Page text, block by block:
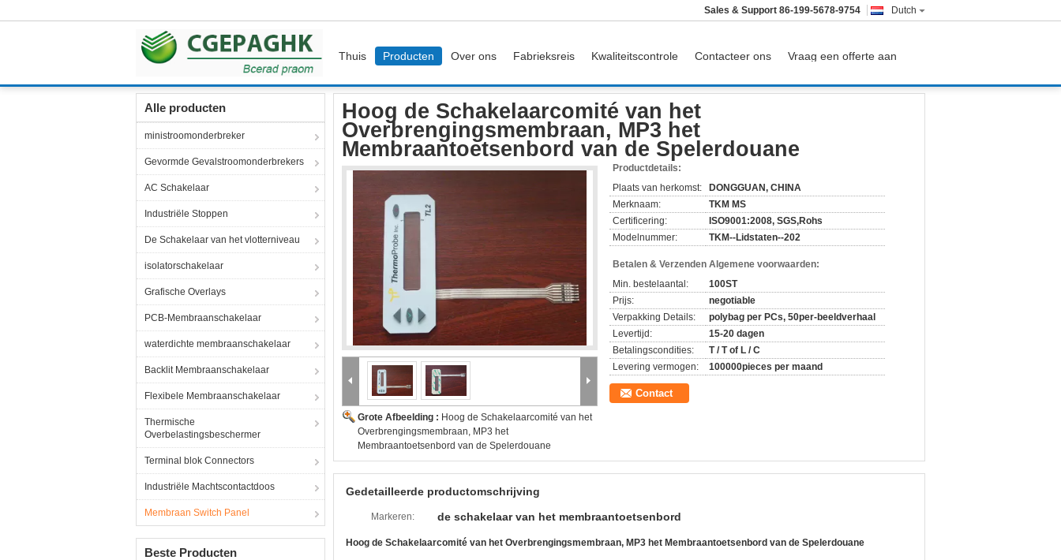
Dutch
Sales & Support 86-199-5678-9754
Thuis Producten Over ons Fabrieksreis Kwaliteitscontrole Contacteer ons Vraag een offerte aan
Alle producten
ministroomonderbreker
Gevormde Gevalstroomonderbrekers
AC Schakelaar
Industriële Stoppen
De Schakelaar van het vlotterniveau
isolatorschakelaar
Grafische Overlays
PCB-Membraanschakelaar
waterdichte membraanschakelaar
Backlit Membraanschakelaar
Flexibele Membraanschakelaar
Thermische
Overbelastingsbeschermer
Terminal blok Connectors
Industriële Machtscontactdoos
Membraan Switch Panel
Beste Producten
Hoog de Schakelaarcomité van het
Overbrengingsmembraan, MP3 het
Membraantoetsenbord van de Spelerdouane
Grote Afbeelding : Hoog de Schakelaarcomité van het
Overbrengingsmembraan, MP3 het
Membraantoetsenbord van de Spelerdouane
Productdetails:
Plaats van herkomst:
DONGGUAN, CHINA
Merknaam:
TKM MS
Certificering:
ISO9001:2008, SGS,Rohs
Modelnummer:
TKM--Lidstaten--202
Betalen & Verzenden Algemene voorwaarden:
Min. bestelaantal:
100ST
Prijs:
negotiable
Verpakking Details:
polybag per PCs, 50per-beeldverhaal
Levertijd:
15-20 dagen
Betalingscondities:
T / T of L / C
Levering vermogen:
100000pieces per maand
Contact
Gedetailleerde productomschrijving
Markeren: de schakelaar van het membraantoetsenbord
Hoog de Schakelaarcomité van het Overbrengingsmembraan, MP3 het Membraantoetsenbord van de Spelerdouane